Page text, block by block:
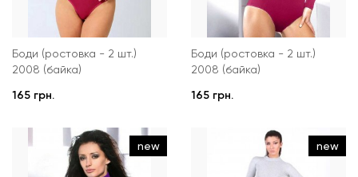
Боди (ростовка - 2 шт.)
2008 (байка)
165 грн.
Боди (ростовка - 2 шт.)
2008 (байка)
165 грн.
new new